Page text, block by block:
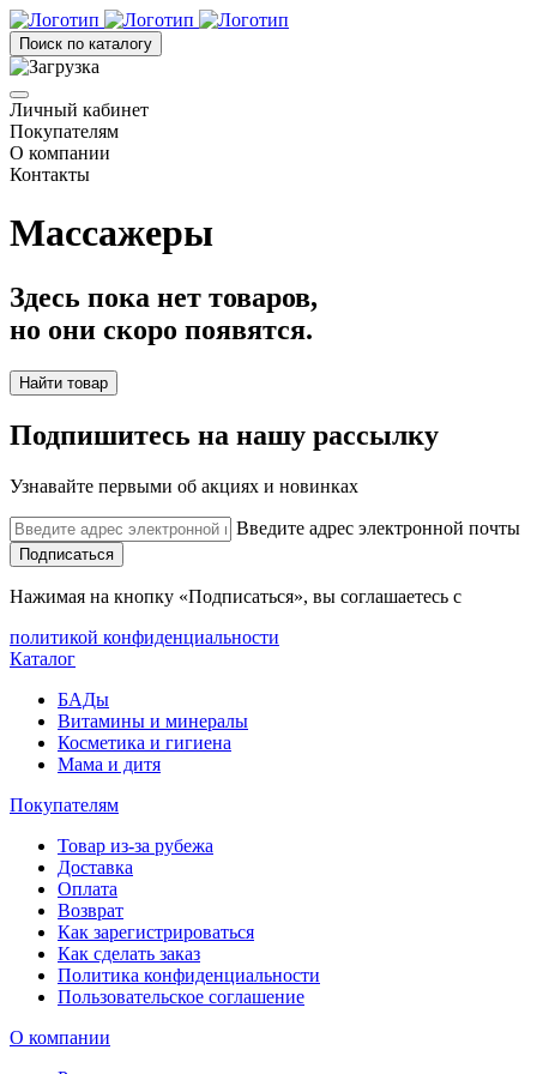
Поиск по каталогу
Личный кабинет
Покупателям
О компании
Контакты
Массажеры
Здесь пока нет товаров,
но они скоро появятся.
Найти товар
Подпишитесь на нашу рассылку
Узнавайте первыми об акциях и новинках
Введите адрес электронной почты
Подписаться
Нажимая на кнопку «Подписаться», вы соглашаетесь с
политикой конфиденциальности
Каталог
БАДы
Витамины и минералы
Косметика и гигиена
Мама и дитя
Покупателям
Товар из-за рубежа
Доставка
Оплата
Возврат
Как зарегистрироваться
Как сделать заказ
Политика конфиденциальности
Пользовательское соглашение
О компании